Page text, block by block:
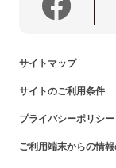
サイトマップ
サイトのご利用条件
プライバシーポリシー
ご利用端末からの情